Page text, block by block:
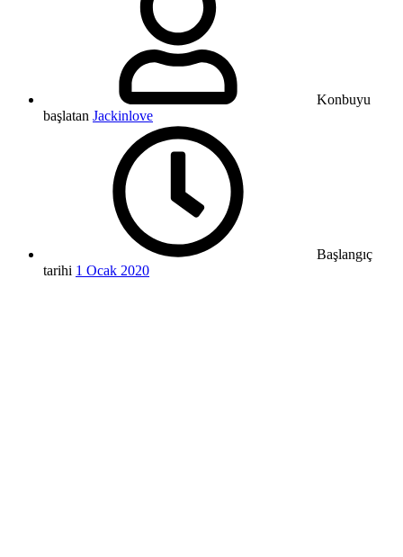
Konbuyu
başlatan Jackinlove
Başlangıç
tarihi 1 Ocak 2020